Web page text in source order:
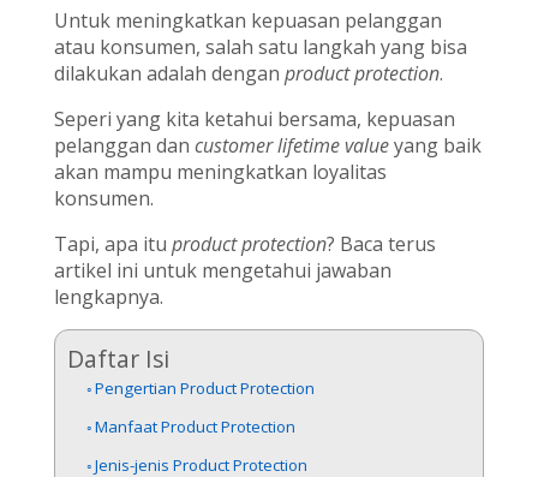
Untuk meningkatkan kepuasan pelanggan
atau konsumen, salah satu langkah yang bisa
dilakukan adalah dengan product protection.
Seperi yang kita ketahui bersama, kepuasan
pelanggan dan customer lifetime valueyang baik
akan mampu meningkatkan loyalitas
konsumen.
Tapi, apa itu product protection? Baca terus
artikel ini untuk mengetahui jawaban
lengkapnya.
Daftar Isi
Pengertian Product Protection
Manfaat Product Protection
Jenis-jenis Product Protection